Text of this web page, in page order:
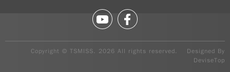
Copyright © TSMISS. 2026 All rights reserved. Designed By
DeviseTop